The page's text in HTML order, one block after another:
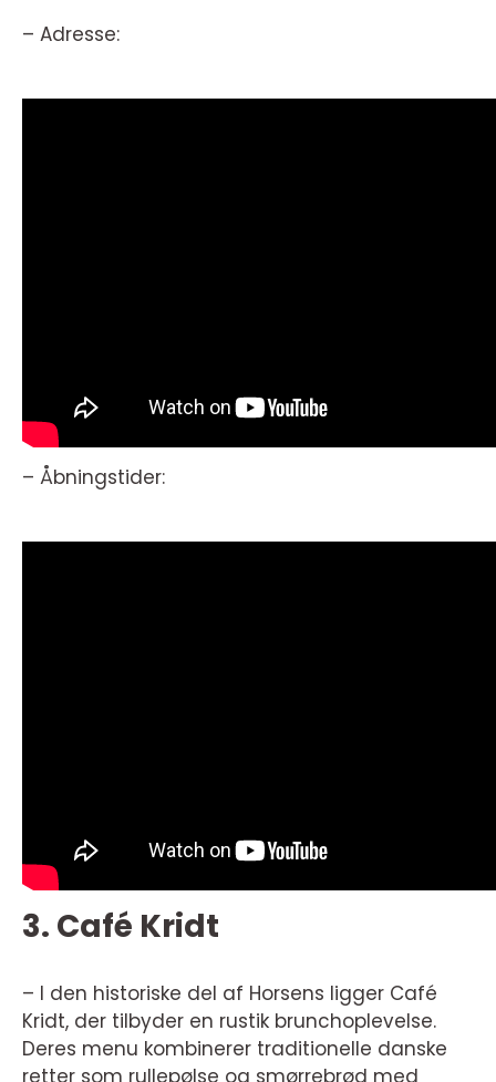
– Adresse:
– Åbningstider:
3. Café Kridt
– I den historiske del af Horsens ligger Café
Kridt, der tilbyder en rustik brunchoplevelse.
Deres menu kombinerer traditionelle danske